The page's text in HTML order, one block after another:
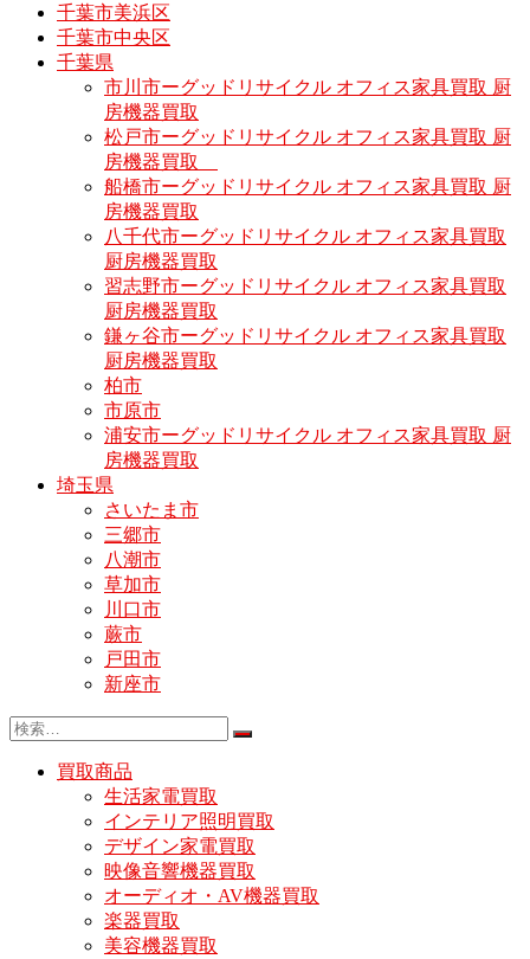
千葉市美浜区
千葉市中央区
千葉県
市川市ーグッドリサイクル オフィス家具買取 厨
房機器買取
松戸市ーグッドリサイクル オフィス家具買取 厨
房機器買取
船橋市ーグッドリサイクル オフィス家具買取 厨
房機器買取
八千代市ーグッドリサイクル オフィス家具買取
厨房機器買取
習志野市ーグッドリサイクル オフィス家具買取
厨房機器買取
鎌ヶ谷市ーグッドリサイクル オフィス家具買取
厨房機器買取
柏市
市原市
浦安市ーグッドリサイクル オフィス家具買取 厨
房機器買取
埼玉県
さいたま市
三郷市
八潮市
草加市
川口市
蕨市
戸田市
新座市
買取商品
生活家電買取
インテリア照明買取
デザイン家電買取
映像音響機器買取
オーディオ・AV機器買取
楽器買取
美容機器買取